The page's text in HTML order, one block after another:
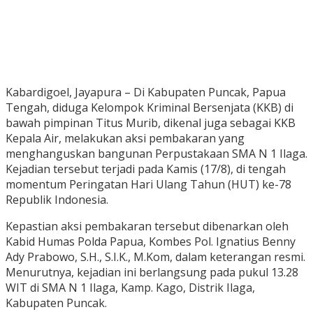
Kabardigoel, Jayapura – Di Kabupaten Puncak, Papua
Tengah, diduga Kelompok Kriminal Bersenjata (KKB) di
bawah pimpinan Titus Murib, dikenal juga sebagai KKB
Kepala Air, melakukan aksi pembakaran yang
menghanguskan bangunan Perpustakaan SMA N 1 Ilaga.
Kejadian tersebut terjadi pada Kamis (17/8), di tengah
momentum Peringatan Hari Ulang Tahun (HUT) ke-78
Republik Indonesia.
Kepastian aksi pembakaran tersebut dibenarkan oleh
Kabid Humas Polda Papua, Kombes Pol. Ignatius Benny
Ady Prabowo, S.H., S.I.K., M.Kom, dalam keterangan resmi.
Menurutnya, kejadian ini berlangsung pada pukul 13.28
WIT di SMA N 1 Ilaga, Kamp. Kago, Distrik Ilaga,
Kabupaten Puncak.